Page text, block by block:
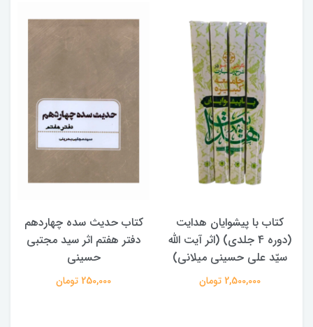
کتاب با پیشوایان هدایت
(دوره 4 جلدی) (اثر آیت الله
سیّد علی حسینی میلانی)
2,500,000 تومان
کتاب حدیث سده چهاردهم
دفتر هفتم اثر سید مجتبی
حسینی
250,000 تومان